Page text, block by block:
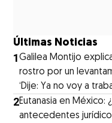
Últimas Noticias
1Galilea Montijo
rostro por un
‘Dije: Ya no voy a
2Eutanasia en México:
antecedentes